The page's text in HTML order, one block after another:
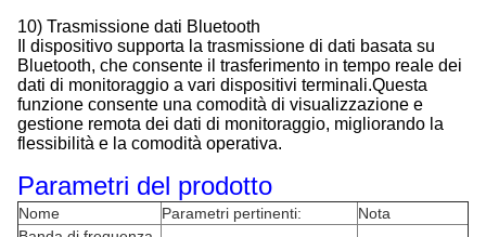
10) Trasmissione dati Bluetooth
Il dispositivo supporta la trasmissione di dati basata su
Bluetooth, che consente il trasferimento in tempo reale dei
dati di monitoraggio a vari dispositivi terminali.Questa
funzione consente una comodità di visualizzazione e
gestione remota dei dati di monitoraggio, migliorando la
flessibilità e la comodità operativa.
Parametri del prodotto
Nome Parametri pertinenti:
Nota